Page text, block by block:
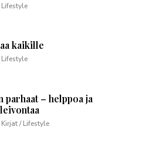
kaikille
– helppoa ja
/ Lifestyle